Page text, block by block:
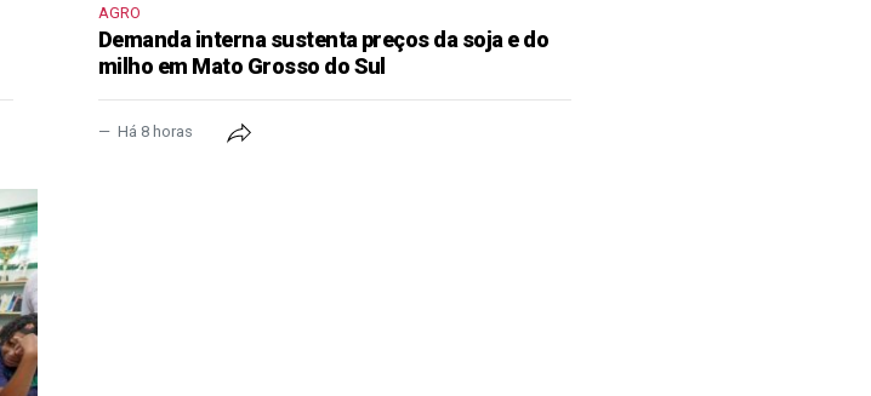
AGRO
Demanda interna sustenta preços da soja e do
milho em Mato Grosso do Sul
Há 8 horas